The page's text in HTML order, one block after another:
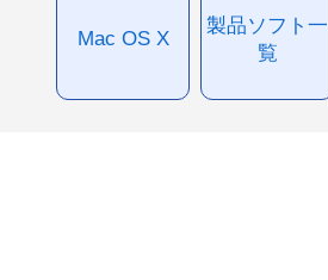
Mac OS X
製品ソフト一
覧